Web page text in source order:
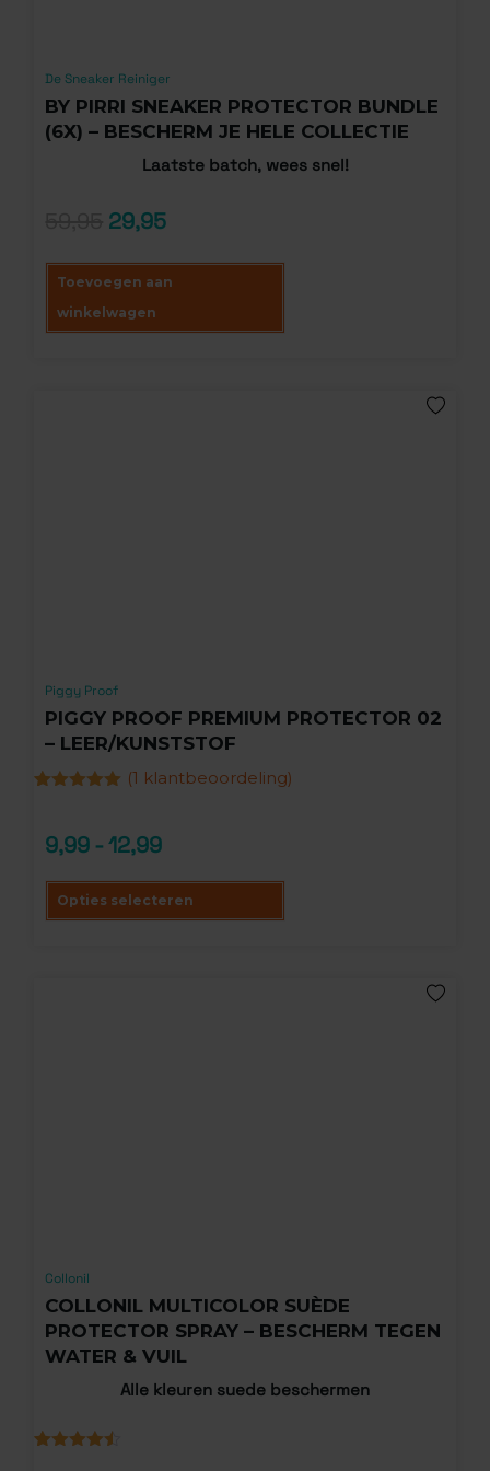
De Sneaker Reiniger
BY PIRRI SNEAKER PROTECTOR BUNDLE
(6X) – BESCHERM JE HELE COLLECTIE
Laatste batch, wees snel!
29,95
Toevoegen aan
winkelwagen
Piggy Proof
PIGGY PROOF PREMIUM PROTECTOR 02
– LEER/KUNSTSTOF
gebaseerd
op
(1 klantbeoordeling)
9,99- 12,99
Opties selecteren
Collonil
COLLONIL MULTICOLOR SUÈDE
PROTECTOR SPRAY – BESCHERM TEGEN
WATER & VUIL
Alle kleuren suede beschermen